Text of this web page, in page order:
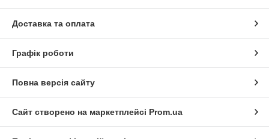
Доставка та оплата
Графік роботи
Повна версія сайту
Сайт створено на маркетплейсі Prom.ua